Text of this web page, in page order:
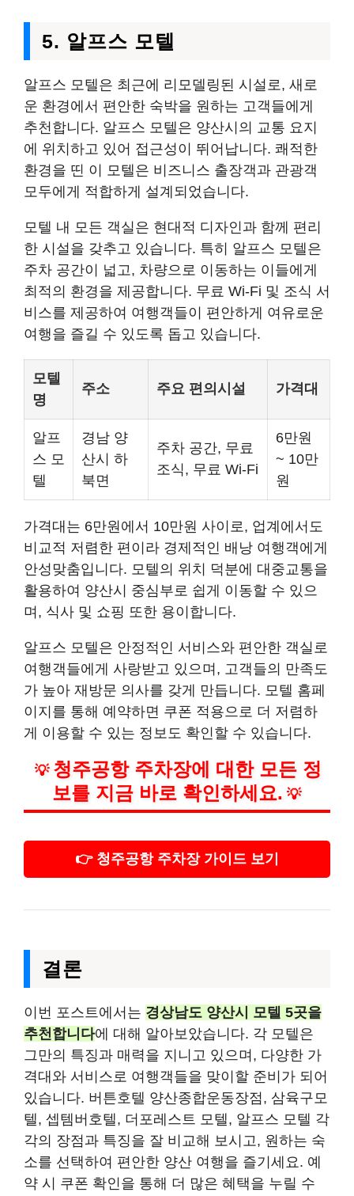
5. 알프스 모텔
알프스 모텔은 최근에 리모델링된 시설로, 새로
운 환경에서 편안한 숙박을 원하는 고객들에게
추천합니다. 알프스 모텔은 양산시의 교통 요지
에 위치하고 있어 접근성이 뛰어납니다. 쾌적한
환경을 띤 이 모텔은 비즈니스 출장객과 관광객
모두에게 적합하게 설계되었습니다.
모텔 내 모든 객실은 현대적 디자인과 함께 편리
한 시설을 갖추고 있습니다. 특히 알프스 모텔은
주차 공간이 넓고, 차량으로 이동하는 이들에게
최적의 환경을 제공합니다. 무료 Wi-Fi 및 조식 서
비스를 제공하여 여행객들이 편안하게 여유로운
여행을 즐길 수 있도록 돕고 있습니다.
모텔
명
주소 주요 편의시설 가격대
알프
스 모
텔
경남 양
산시 하
북면
주차 공간, 무료
조식, 무료 Wi-Fi
6만원
~ 10만
원
가격대는 6만원에서 10만원 사이로, 업계에서도
비교적 저렴한 편이라 경제적인 배낭 여행객에게
안성맞춤입니다. 모텔의 위치 덕분에 대중교통을
활용하여 양산시 중심부로 쉽게 이동할 수 있으
며, 식사 및 쇼핑 또한 용이합니다.
알프스 모텔은 안정적인 서비스와 편안한 객실로
여행객들에게 사랑받고 있으며, 고객들의 만족도
가 높아 재방문 의사를 갖게 만듭니다. 모텔 홈페
이지를 통해 예약하면 쿠폰 적용으로 더 저렴하
게 이용할 수 있는 정보도 확인할 수 있습니다.
💡 청주공항 주차장에 대한 모든 정
보를 지금 바로 확인하세요. 💡
👉 청주공항 주차장 가이드 보기
결론
이번 포스트에서는 경상남도 양산시 모텔 5곳을
추천합니다에 대해 알아보았습니다. 각 모텔은
그만의 특징과 매력을 지니고 있으며, 다양한 가
격대와 서비스로 여행객들을 맞이할 준비가 되어
있습니다. 버튼호텔 양산종합운동장점, 삼육구모
텔, 셉템버호텔, 더포레스트 모텔, 알프스 모텔 각
각의 장점과 특징을 잘 비교해 보시고, 원하는 숙
소를 선택하여 편안한 양산 여행을 즐기세요. 예
약 시 쿠폰 확인을 통해 더 많은 혜택을 누릴 수